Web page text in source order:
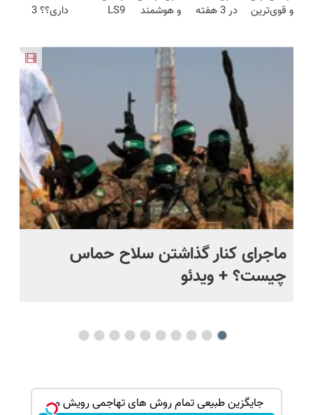
انقلاب
شد
ایران شد
و قوی‌ترین
در 3 هفته
و هوشمند
رونمایی شد
LS9
داری؟؟ 3
ماجرای کنار گذاشتن سلاح حماس
چیست؟ + ویدئو
جایگزین طبیعی تمام روش های تهاجمی رویش مو